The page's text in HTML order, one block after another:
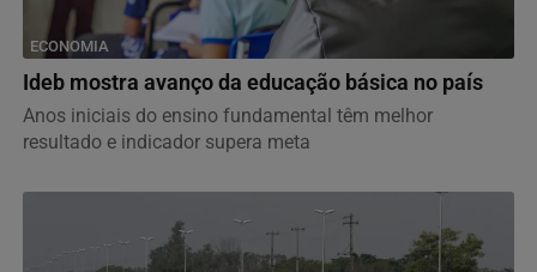
ECONOMIA
Ideb mostra avanço da educação básica no país
Anos iniciais do ensino fundamental têm melhor
resultado e indicador supera meta